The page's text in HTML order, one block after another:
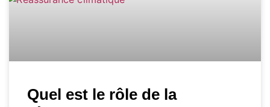
Quel est le rôle de la